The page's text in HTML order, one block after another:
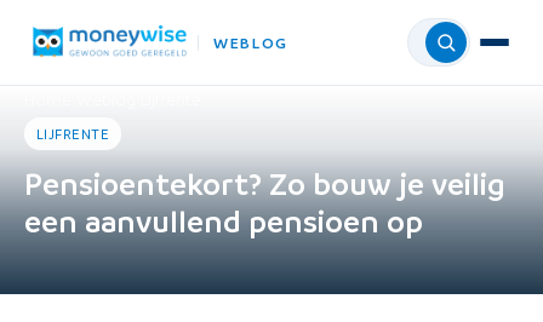
WEBLOG Menu
LIJFRENTE
Pensioentekort? Zo bouw je veilig
een aanvullend pensioen op